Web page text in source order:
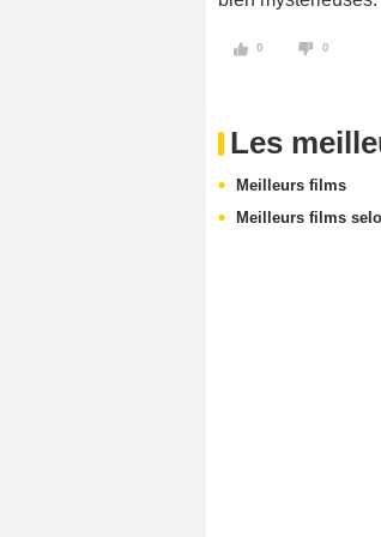
0 0
Les
Meilleurs films
Meilleurs films